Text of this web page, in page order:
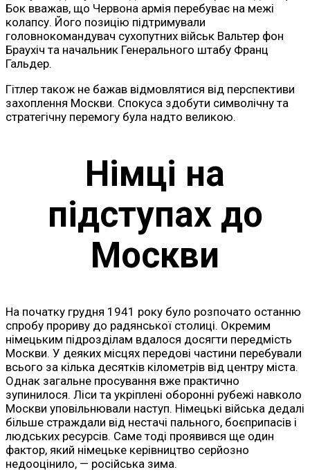
Бок вважав, що Червона армія перебуває на межі
колапсу. Його позицію підтримували
головнокомандувач сухопутних військ Вальтер фон
Браухіч та начальник Генерального штабу Франц
Гальдер.
Гітлер також не бажав відмовлятися від перспективи
захоплення Москви. Спокуса здобути символічну та
стратегічну перемогу була надто великою.
Німці на
підступах до
Москви
На початку грудня 1941 року було розпочато останню
спробу прориву до радянської столиці. Окремим
німецьким підрозділам вдалося досягти передмість
Москви. У деяких місцях передові частини перебували
всього за кілька десятків кілометрів від центру міста.
Однак загальне просування вже практично
зупинилося. Ліси та укріплені оборонні рубежі навколо
Москви уповільнювали наступ. Німецькі війська дедалі
більше страждали від нестачі пального, боєприпасів і
людських ресурсів. Саме тоді проявився ще один
фактор, який німецьке керівництво серйозно
недооцінило, — російська зима.